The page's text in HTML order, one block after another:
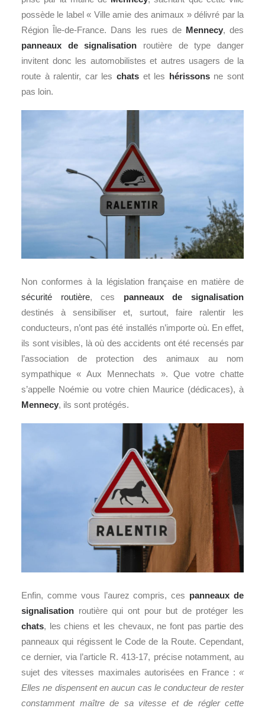
possède le label « Ville amie des animaux » délivré par la
Région Île-de-France. Dans les rues de Mennecy, des
panneaux de signalisation routière de type danger
invitent donc les automobilistes et autres usagers de la
route à ralentir, car les chats et les hérissonsne sont
pas loin.
Non conformes à la législation française en matière de
sécurité routière, ces panneaux de signalisation
destinés à sensibiliser et, surtout, faire ralentir les
conducteurs, n’ont pas été installés n’importe où. En effet,
ils sont visibles, là où des accidents ont été recensés par
l’association de protection des animaux au nom
sympathique « Aux Mennechats ». Que votre chatte
s’appelle Noémie ou votre chien Maurice (dédicaces), à
Mennecy, ils sont protégés.
Enfin, comme vous l’aurez compris, ces panneaux de
signalisation routière qui ont pour but de protéger les
chats, les chiens et les chevaux, ne font pas partie des
panneaux qui régissent le Code de la Route. Cependant,
ce dernier, via l’article R. 413-17, précise notamment, au
sujet des vitesses maximales autorisées en France : «
Elles ne dispensent en aucun cas le conducteur de rester
constamment maître de sa vitesse et de régler cette